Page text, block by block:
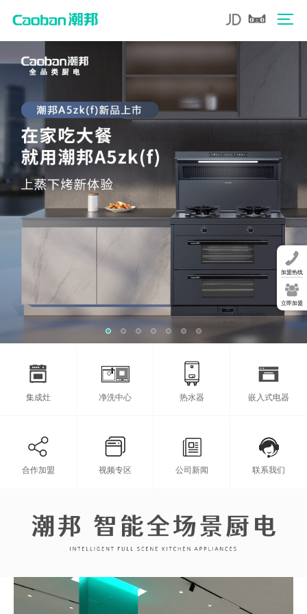
集成灶 净洗中心 热水器 嵌入式电器
合作加盟 视频专区 公司新闻 联系我们
加盟热线
立即加盟